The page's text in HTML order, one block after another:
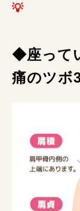
💡
◆座って
痛のツボ